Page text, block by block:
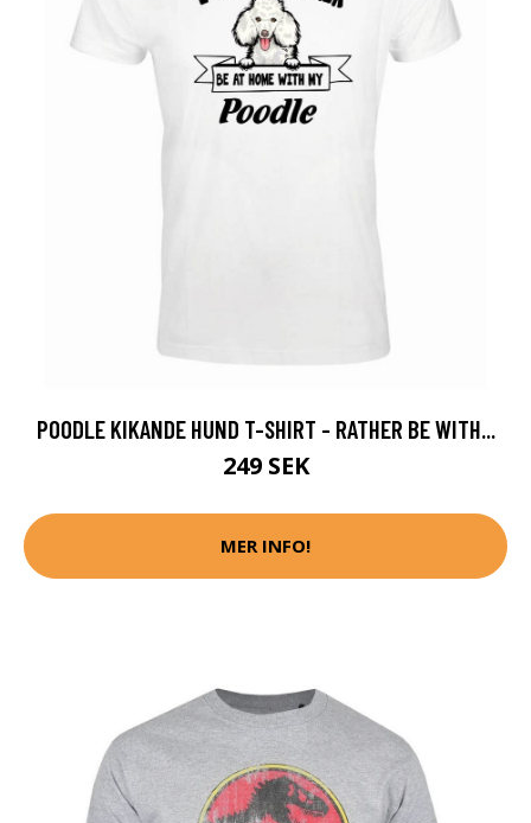
POODLE KIKANDE HUND T-SHIRT - RATHER BE WITH...
249 SEK
MER INFO!